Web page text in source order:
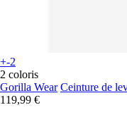
+-2
2 coloris
Gorilla Wear Ceinture de
119,99 €